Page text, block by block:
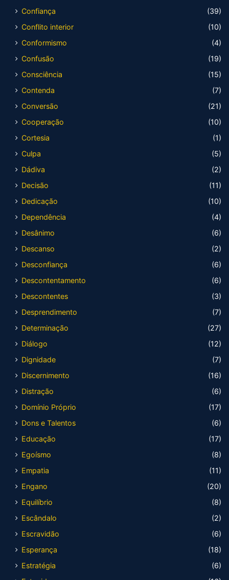
Confiança
(39)
Conflito interior
(10)
Conformismo
(4)
Confusão
(19)
Consciência
(15)
Contenda
(7)
Conversão
(21)
Cooperação
(10)
Cortesia
(1)
Culpa
(5)
Dádiva
(2)
Decisão
(11)
Dedicação
(10)
Dependência
(4)
Desânimo
(6)
Descanso
(2)
Desconfiança
(6)
Descontentamento
(6)
Descontentes
(3)
Desprendimento
(7)
Determinação
(27)
Diálogo
(12)
Dignidade
(7)
Discernimento
(16)
Distração
(6)
Domínio Próprio
(17)
Dons e Talentos
(6)
Educação
(17)
Egoísmo
(8)
Empatia
(11)
Engano
(20)
Equilíbrio
(8)
Escândalo
(2)
Escravidão
(6)
Esperança
(18)
Estratégia
(6)